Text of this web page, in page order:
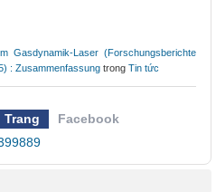
Gasdynamik-Laser (Forschungsberichte
: Zusammenfassung trong Tin tức
Trang
Facebook